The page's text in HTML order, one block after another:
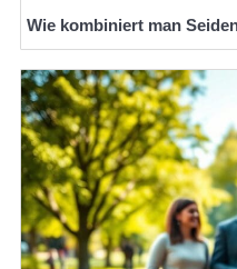
Wie kombiniert man